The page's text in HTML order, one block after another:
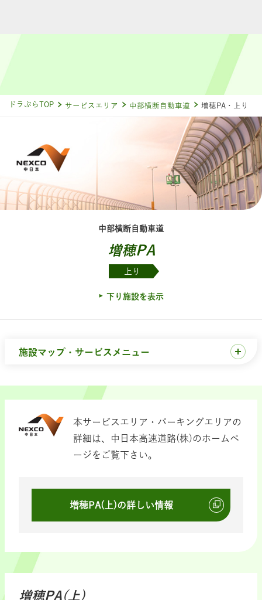
ドラぷらTOP サービスエリア 中部横断自動車道 増穂PA・上り
中部横断自動車道
増穂PA
上り
下り施設を表示
施設マップ・サービスメニュー
本サービスエリア・パーキングエリアの
詳細は、中日本高速道路(株)のホームペ
ージをご覧下さい。
増穂PA(上)の詳しい情報
増穂PA(上)